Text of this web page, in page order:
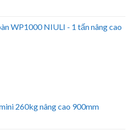
WP1000 NIULI - 1 tấn nâng cao
260kg nâng cao 900mm